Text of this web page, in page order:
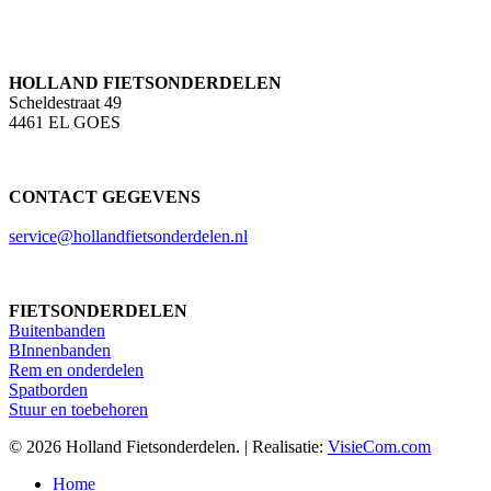
HOLLAND FIETSONDERDELEN
Scheldestraat 49
4461 EL GOES
CONTACT GEGEVENS
service@hollandfietsonderdelen.nl
FIETSONDERDELEN
Buitenbanden
BInnenbanden
Rem en onderdelen
Spatborden
Stuur en toebehoren
© 2026 Holland Fietsonderdelen. | Realisatie: VisieCom.com
Close
Home